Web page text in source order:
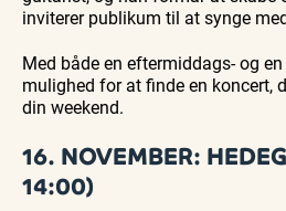
inviterer publikum til at synge
Med både en eftermiddags- og
mulighed for at finde en koncert,
din weekend.
16. NOVEMBER:
14:00)